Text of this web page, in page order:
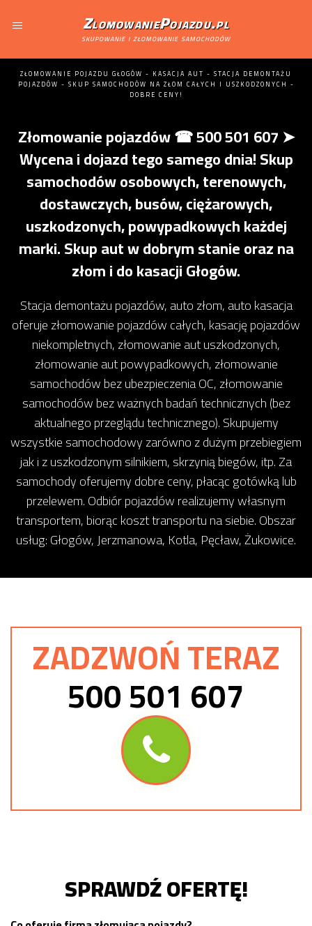
ZlomowaniePojazdu.pl
skupowanie i złomowanie samochodów
ZŁOMOWANIE POJAZDU GŁOGÓW - KASACJA AUT - STACJA DEMONTAŻU
POJAZDÓW - SKUP SAMOCHODÓW NA ZŁOM CAŁYCH I USZKODZONYCH -
DOBRE CENY!
Złomowanie pojazdów ☎ 500 501 607 ➤
Wycena i dojazd tego samego dnia! Skup
samochodów osobowych, terenowych,
dostawczych, busów, ciężarowych,
uszkodzonych, powypadkowych każdej
marki. Skup aut w dobrym stanie oraz na
złom i do kasacji Głogów.
Stacja demontażu pojazdów, auto złom, auto kasacja
oferuje złomowanie pojazdów całych, kasację pojazdów
niekompletnych, złomowanie aut uszkodzonych,
złomowanie aut powypadkowych, złomowanie
samochodów bez ubezpieczenia OC, złomowanie
samochodów bez ważnych badań technicznych (bez
aktualnego przeglądu technicznego). Skupujemy
wszystkie samochodowy zarówno z dużym przebiegiem
jak i z uszkodzonym silnikiem, skrzynią biegów, itp. Za
samochody oferujemy dobre ceny, płacąc gotówką lub
przelewem. Odbiór pojazdów realizujemy własnym
transportem, biorąc koszt transportu na siebie. Obszar
usług: Głogów, Jerzmanowa, Kotla, Pęcław, Żukowice.
ZADZWOŃ TERAZ
500 501 607
SPRAWDŹ OFERTĘ!